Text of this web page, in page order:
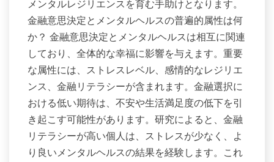
メンタルレジリエンスを育む手助けとなります。
金融意思決定とメンタルヘルスの普遍的属性は何
か？ 金融意思決定とメンタルヘルスは相互に関連
しており、全体的な幸福に影響を与えます。重要
な属性には、ストレスレベル、感情的なレジリエ
ンス、金融リテラシーが含まれます。金融選択に
おける低い期待は、不安や生活満足度の低下を引
き起こす可能性があります。研究によると、金融
リテラシーが高い個人は、ストレスが少なく、よ
り良いメンタルヘルスの結果を経験します。これ